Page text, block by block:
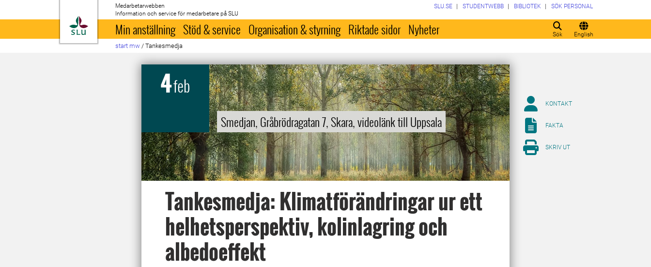
Till startsida
Medarbetarwebben
Information och service för medarbetare på SLU
Sök English
SLU.SE STUDENTWEBB BIBLIOTEK SÖK PERSONAL
Min anställning Stöd & service Organisation & styrning Riktade sidor Nyheter
start mw / Tankesmedja
4feb
Smedjan, Gråbrödragatan 7, Skara, videolänk till Uppsala
Tankesmedja: Klimatförändringar ur ett
helhetsperspektiv, kolinlagring och
albedoeffekt
KONTAKT
FAKTA
SKRIV UT